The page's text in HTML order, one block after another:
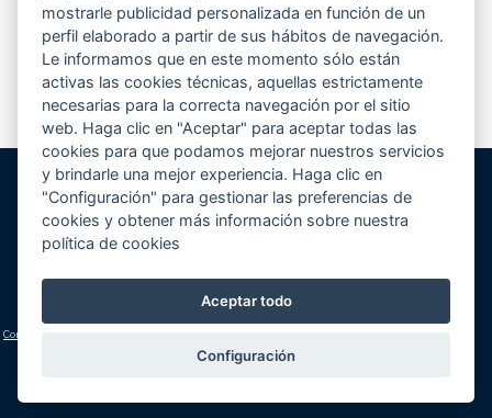
1 2 3 4 >
Gunitec Pool Spa, s.l.
José Luis Borges, s/n - Apd. 477
03730 Jávea/Xàbia (Alicante)
Teléfono:+34 965 790 546
lucas@gunitec.com
Condiciones generales
mostrarle publicidad personalizada en función de un
perfil elaborado a partir de sus hábitos de navegación.
Le informamos que en este momento sólo están
activas las cookies técnicas, aquellas estrictamente
necesarias para la correcta navegación por el sitio
web. Haga clic en "Aceptar" para aceptar todas las
cookies para que podamos mejorar nuestros servicios
y brindarle una mejor experiencia. Haga clic en
"Configuración" para gestionar las preferencias de
cookies y obtener más información sobre nuestra
política de cookies
Aceptar todo
Configuración